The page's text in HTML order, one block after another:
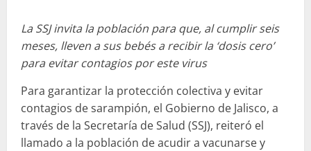
La SSJ invita la población para que, al cumplir seis
meses, lleven a sus bebés a recibir la ‘dosis cero’
para evitar contagios por este virus
Para garantizar la protección colectiva y evitar
contagios de sarampión, el Gobierno de Jalisco, a
través de la Secretaría de Salud (SSJ), reiteró el
llamado a la población de acudir a vacunarse y